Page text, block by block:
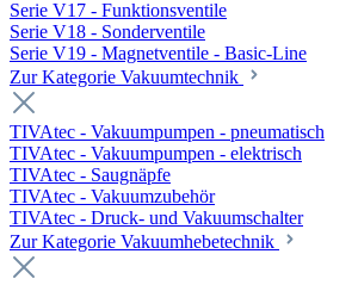
Serie V17 - Funktionsventile
Serie V18 - Sonderventile
Serie V19 - Magnetventile - Basic-Line
Zur Kategorie Vakuumtechnik
TIVAtec - Vakuumpumpen - pneumatisch
TIVAtec - Vakuumpumpen - elektrisch
TIVAtec - Saugnäpfe
TIVAtec - Vakuumzubehör
TIVAtec - Druck- und Vakuumschalter
Zur Kategorie Vakuumhebetechnik